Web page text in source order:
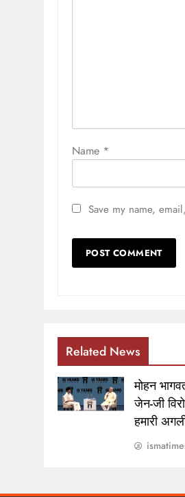
Name *
Save my name,
Related News
मोहन
जेन-जी
हमारी